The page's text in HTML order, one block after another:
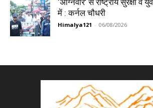
में : कर्नल चौधरी
Himalya121 - 06/08/2026